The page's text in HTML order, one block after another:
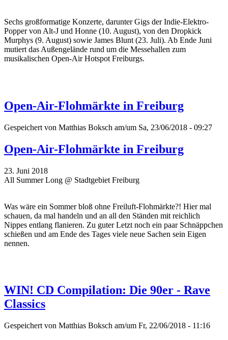
Sechs großformatige Konzerte, darunter Gigs der Indie-Elektro-
Popper von Alt-J und Honne (10. August), von den Dropkick
Murphys (9. August) sowie James Blunt (23. Juli). Ab Ende Juni
mutiert das Außengelände rund um die Messehallen zum
musikalischen Open-Air Hotspot Freiburgs.
Open-Air-Flohmärkte in Freiburg
Gespeichert von Matthias Boksch am/um Sa, 23/06/2018 - 09:27
Open-Air-Flohmärkte in Freiburg
23. Juni 2018
All Summer Long @ Stadtgebiet Freiburg
Was wäre ein Sommer bloß ohne Freiluft-Flohmärkte?! Hier mal
schauen, da mal handeln und an all den Ständen mit reichlich
Nippes entlang flanieren. Zu guter Letzt noch ein paar Schnäppchen
schießen und am Ende des Tages viele neue Sachen sein Eigen
nennen.
WIN! CD Compilation: Die 90er - Rave
Classics
Gespeichert von Matthias Boksch am/um Fr, 22/06/2018 - 11:16